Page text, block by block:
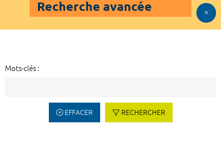
Recherche avancée
Mots-clés :
EFFACER RECHERCHER